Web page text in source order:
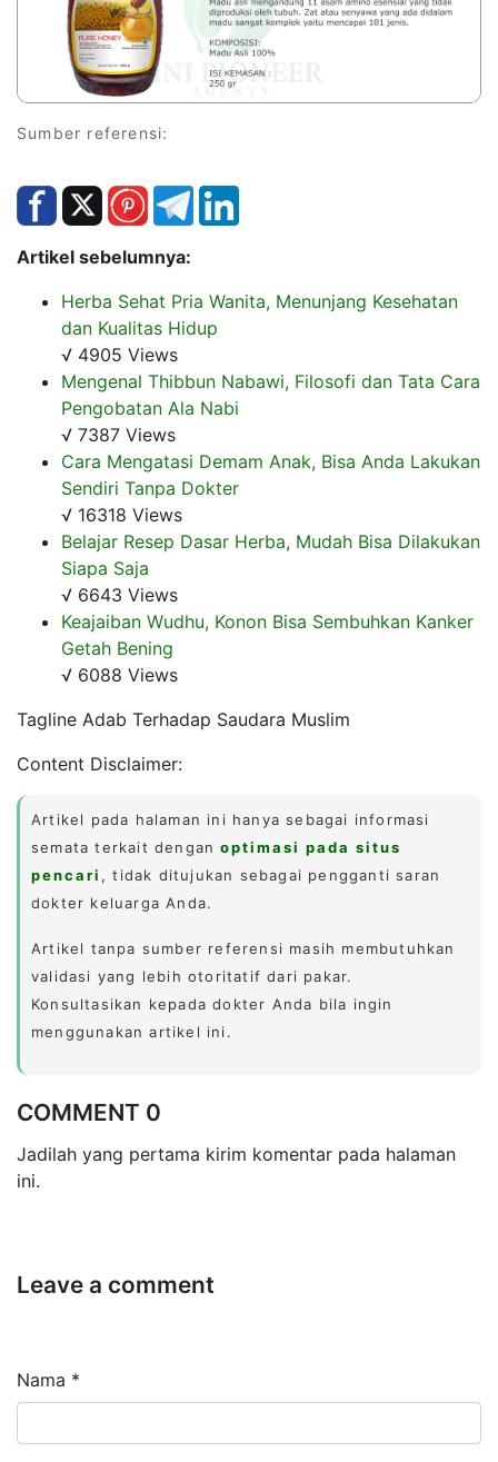
Sumber referensi:
Artikel sebelumnya:
Herba Sehat Pria Wanita, Menunjang Kesehatan
dan Kualitas Hidup
√ 4905 Views
Mengenal Thibbun Nabawi, Filosofi dan Tata Cara
Pengobatan Ala Nabi
√ 7387 Views
Cara Mengatasi Demam Anak, Bisa Anda Lakukan
Sendiri Tanpa Dokter
√ 16318 Views
Belajar Resep Dasar Herba, Mudah Bisa Dilakukan
Siapa Saja
√ 6643 Views
Keajaiban Wudhu, Konon Bisa Sembuhkan Kanker
Getah Bening
√ 6088 Views
Tagline Adab Terhadap Saudara Muslim
Content Disclaimer:
Artikel pada halaman ini hanya sebagai informasi
semata terkait denganoptimasi pada situs
pencari , tidak ditujukan sebagai pengganti saran
dokter keluarga Anda.
Artikel tanpa sumber referensi masih membutuhkan
validasi yang lebih otoritatif dari pakar.
Konsultasikan kepada dokter Anda bila ingin
menggunakan artikel ini.
COMMENT 0
Jadilah yang pertama kirim komentar pada halaman
ini.
Leave a comment
Nama *